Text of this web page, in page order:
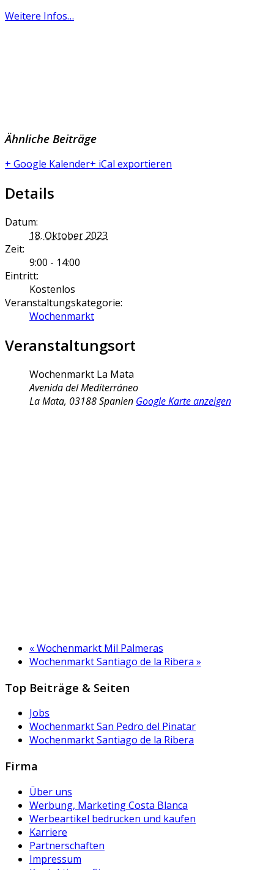
Weitere Infos…
Ähnliche Beiträge
+ Google Kalender+ iCal exportieren
Details
Datum:
18. Oktober 2023
Zeit:
9:00 - 14:00
Eintritt:
Kostenlos
Veranstaltungskategorie:
Wochenmarkt
Veranstaltungsort
Wochenmarkt La Mata
Avenida del Mediterráneo
La Mata, 03188Spanien Google Karte anzeigen
«Wochenmarkt Mil Palmeras
Wochenmarkt Santiago de la Ribera »
Top Beiträge & Seiten
Jobs
Wochenmarkt San Pedro del Pinatar
Wochenmarkt Santiago de la Ribera
Firma
Über uns
Werbung, Marketing Costa Blanca
Werbeartikel bedrucken und kaufen
Karriere
Partnerschaften
Impressum